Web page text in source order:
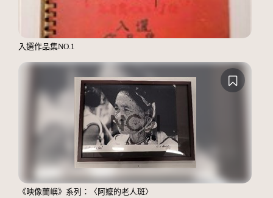
入選作品集NO.1
《映像蘭嶼》系列：〈阿嬤的老人斑〉